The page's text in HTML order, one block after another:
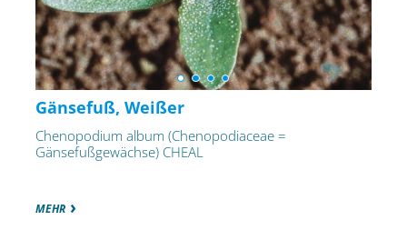
Gänsefuß, Weißer
Chenopodium album (Chenopodiaceae =
Gänsefußgewächse) CHEAL
MEHR